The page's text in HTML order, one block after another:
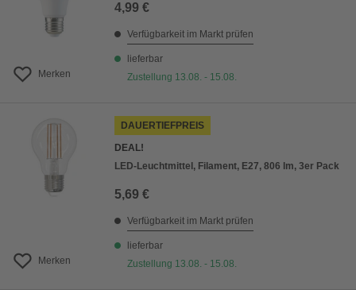
Merken
4,99 €
Verfügbarkeit im Markt prüfen
lieferbar
Zustellung 13.08. - 15.08.
Merken
DAUERTIEFPREIS
DEAL!
LED-Leuchtmittel, Filament, E27, 806 lm, 3er Pack
5,69 €
Verfügbarkeit im Markt prüfen
lieferbar
Zustellung 13.08. - 15.08.